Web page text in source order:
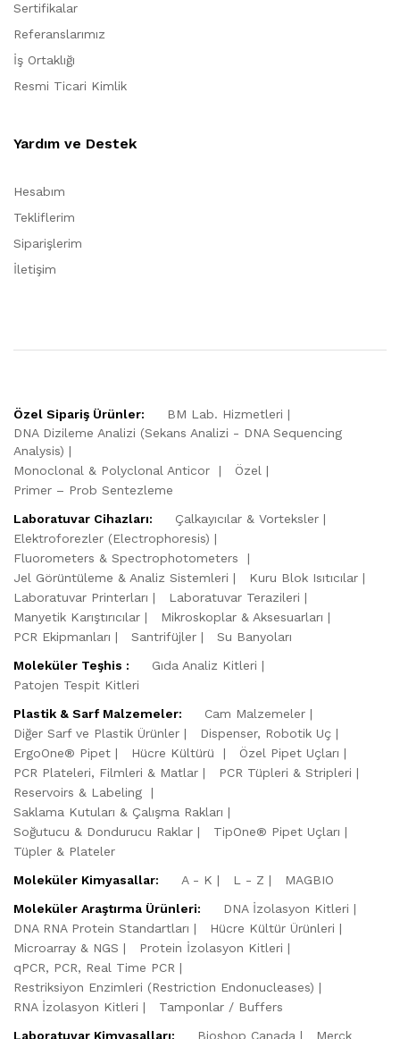
Sertifikalar
Referanslarımız
İş Ortaklığı
Resmi Ticari Kimlik
Yardım ve Destek
Hesabım
Tekliflerim
Siparişlerim
İletişim
Özel Sipariş Ürünler:
BM Lab. Hizmetleri
DNA Dizileme Analizi (Sekans Analizi - DNA Sequencing
Analysis)
Monoclonal & Polyclonal Anticor
Özel
Primer – Prob Sentezleme
Laboratuvar Cihazları:
Çalkayıcılar & Vorteksler
Elektroforezler (Electrophoresis)
Fluorometers & Spectrophotometers
Jel Görüntüleme & Analiz Sistemleri
Kuru Blok Isıtıcılar
Laboratuvar Printerları
Laboratuvar Terazileri
Manyetik Karıştırıcılar
Mikroskoplar & Aksesuarları
PCR Ekipmanları
Santrifüjler
Su Banyoları
Moleküler Teşhis :
Gıda Analiz Kitleri
Patojen Tespit Kitleri
Plastik & Sarf Malzemeler:
Cam Malzemeler
Diğer Sarf ve Plastik Ürünler
Dispenser, Robotik Uç
ErgoOne® Pipet
Hücre Kültürü
Özel Pipet Uçları
PCR Plateleri, Filmleri & Matlar
PCR Tüpleri & Stripleri
Reservoirs & Labeling
Saklama Kutuları & Çalışma Rakları
Soğutucu & Dondurucu Raklar
TipOne® Pipet Uçları
Tüpler & Plateler
Moleküler Kimyasallar:
A - K L - Z
MAGBIO
Moleküler Araştırma Ürünleri:
DNA İzolasyon Kitleri
DNA RNA Protein Standartları
Hücre Kültür Ürünleri
Microarray & NGS
Protein İzolasyon Kitleri
qPCR, PCR, Real Time PCR
Restriksiyon Enzimleri (Restriction Endonucleases)
RNA İzolasyon Kitleri
Tamponlar / Buffers
Laboratuvar Kimyasalları:
Bioshop Canada Merck